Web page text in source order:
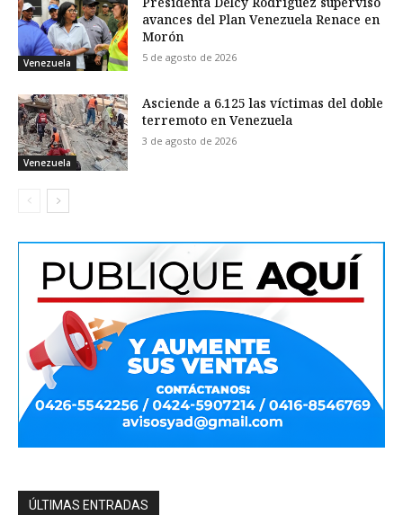
Venezuela
avances del Plan Venezuela Renace en
Morón
5 de agosto de 2026
Venezuela
Asciende a 6.125 las víctimas del doble
terremoto en Venezuela
3 de agosto de 2026
ÚLTIMAS ENTRADAS